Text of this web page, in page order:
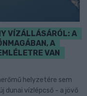
VÍZÁLLÁSÁRÓL: A
A
VAN
helyzetére sem
dunai vízlépcső - a jövő